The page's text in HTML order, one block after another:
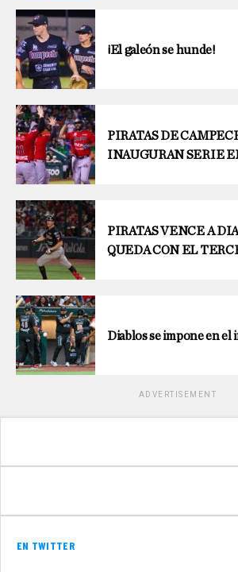
¡El galeón se hunde!
PIRATAS DE
INAUGURAN SERIE
PIRATAS VENCE A
QUEDA CON EL
Diablos se impone en el
ADVERTISEMENT
EN TWITTER